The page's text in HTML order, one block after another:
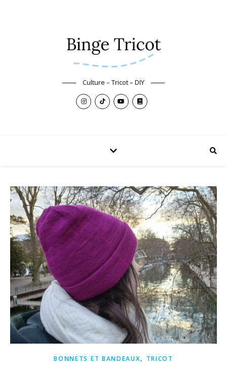
Culture – Tricot – DIY
BONNETS ET BANDEAUX, TRICOT